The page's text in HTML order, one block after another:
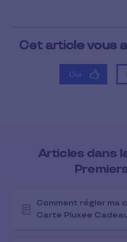
Articles dans
Comment régler ma
Carte Pluxee